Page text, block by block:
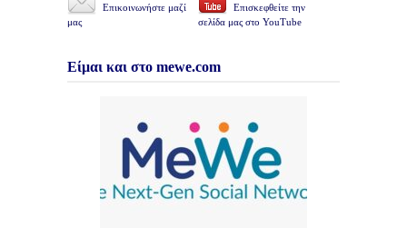
Επικοινωνήστε μαζί
μας
Επισκεφθείτε την
σελίδα μας στο YouTube
Είμαι και στο mewe.com